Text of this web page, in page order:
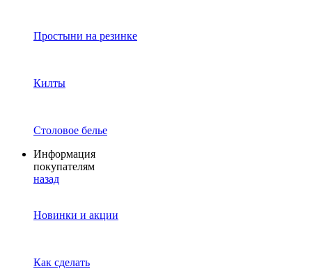
Простыни на резинке
Килты
Столовое белье
Информация
покупателям
назад
Новинки и акции
Как сделать